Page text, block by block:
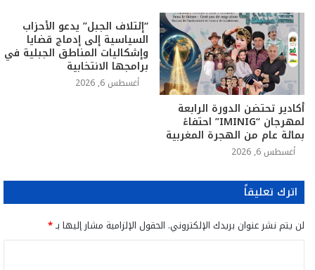
أكادير تحتضن الدورة الرابعة
لمهرجان “IMINIG” احتفاءً
بمائة عام من الهجرة المغربية
أغسطس 6, 2026
“إئتلاف الجبل” يدعو الأحزاب
السياسية إلى إدماج قضايا
وإشكاليات المناطق الجبلية في
برامجها الانتخابية
أغسطس 6, 2026
اترك تعليقاً
لن يتم نشر عنوان بريدك الإلكتروني. الحقول الإلزامية مشار إليها بـ*